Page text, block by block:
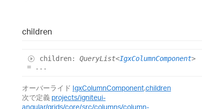
children
children: QueryList<IgxColumnComponent>
= ...
オーバーライド IgxColumnComponent.children
次で定義 projects/igniteui-
angular/grids/core/src/columns/column-